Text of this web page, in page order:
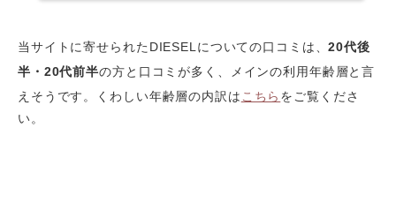
当サイトに寄せられたDIESELについての口コミは、20代後
半・20代前半の方と口コミが多く、メインの利用年齢層と言
えそうです。くわしい年齢層の内訳は こちら をご覧くださ
い。